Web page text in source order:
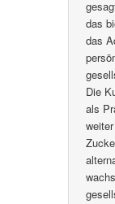
das
das
Die
als